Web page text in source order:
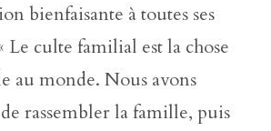
bienfaisante à toutes ses
Le culte familial est la chose
au monde. Nous avons
rassembler la famille, puis